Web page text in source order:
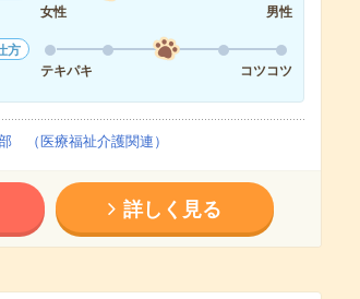
女性
男性
方
テキパキ
コツコツ
（医療福祉介護関連）
詳しく見る